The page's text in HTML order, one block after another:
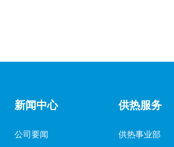
新闻中心
公司要闻
供热服务
供热事业部